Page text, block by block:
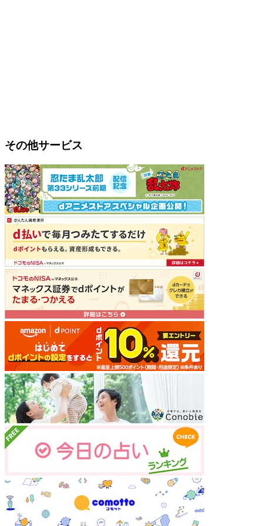
その他サービス